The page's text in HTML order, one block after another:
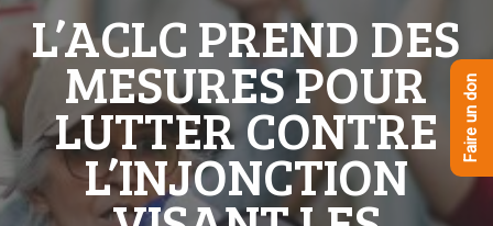
L’ACLC PREND DES
MESURES POUR
LUTTER CONTRE
L’INJONCTION
Faire un don